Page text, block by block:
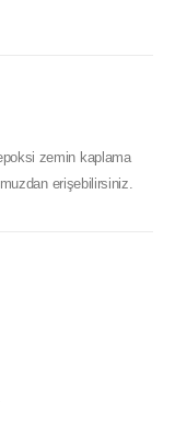
zemin kaplama
erişebilirsiniz.